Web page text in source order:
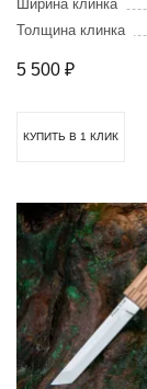
Ширина клинка
Толщина клинка
5 500 ₽
КУПИТЬ В 1 КЛИК